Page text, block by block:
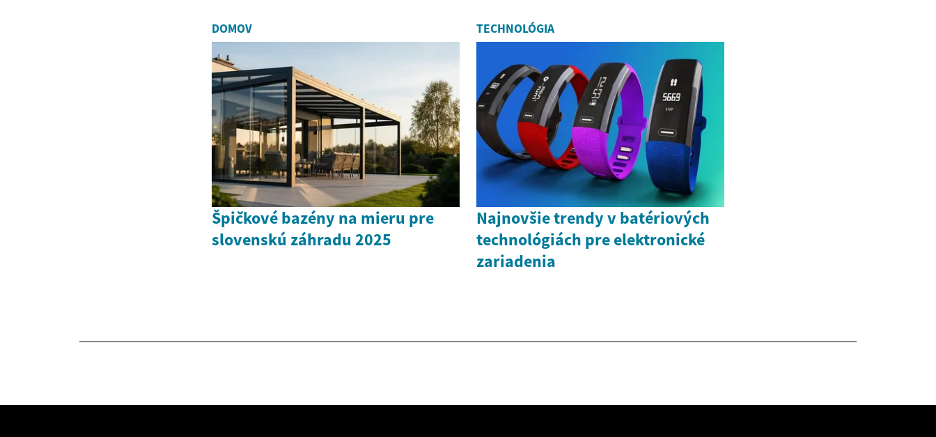
DOMOV
Špičkové bazény na mieru pre
slovenskú záhradu 2025
TECHNOLÓGIA
Najnovšie trendy v batériových
technológiách pre elektronické
zariadenia